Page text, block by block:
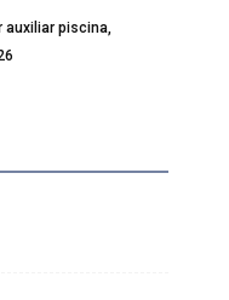
auxiliar piscina,